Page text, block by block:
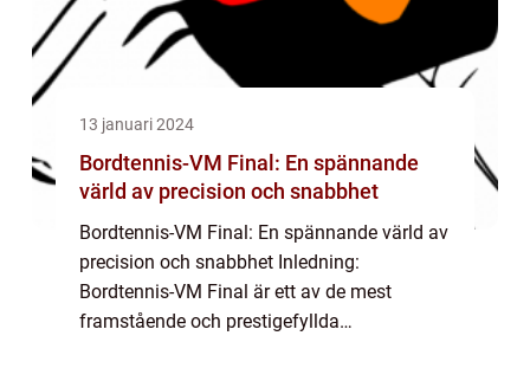
13 januari 2024
Bordtennis-VM Final: En spännande
värld av precision och snabbhet
Bordtennis-VM Final: En spännande värld av
precision och snabbhet Inledning:
Bordtennis-VM Final är ett av de mest
framstående och prestigefyllda